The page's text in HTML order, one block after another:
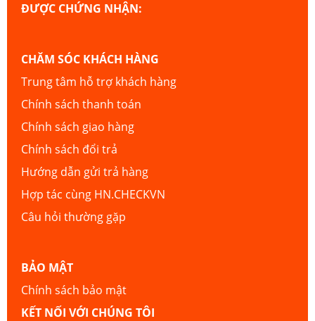
ĐƯỢC CHỨNG NHẬN:
CHĂM SÓC KHÁCH HÀNG
Trung tâm hỗ trợ khách hàng
Chính sách thanh toán
Chính sách giao hàng
Chính sách đổi trả
Hướng dẫn gửi trả hàng
Hợp tác cùng HN.CHECKVN
Câu hỏi thường gặp
BẢO MẬT
Chính sách bảo mật
KẾT NỐI VỚI CHÚNG TÔI